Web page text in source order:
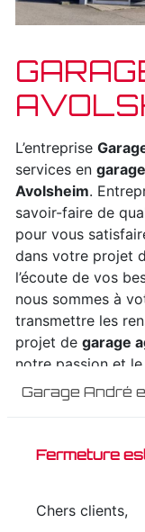
Garage André
Fermeture
Chers clients,
L’entreprise
services en
Avolsheim.
savoir-faire de
pour vous
dans votre projet
l’écoute de vos
nous sommes à
transmettre les
projet de garage
notre passion et
encore plus notre